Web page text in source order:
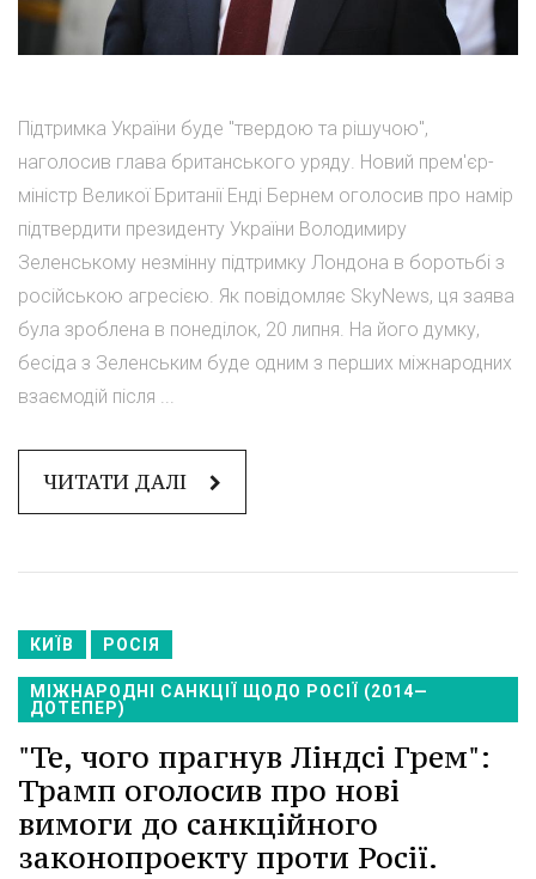
Підтримка України буде "твердою та рішучою",
наголосив глава британського уряду. Новий прем'єр-
міністр Великої Британії Енді Бернем оголосив про намір
підтвердити президенту України Володимиру
Зеленському незмінну підтримку Лондона в боротьбі з
російською агресією. Як повідомляє SkyNews, ця заява
була зроблена в понеділок, 20 липня. На його думку,
бесіда з Зеленським буде одним з перших міжнародних
взаємодій після ...
ЧИТАТИ ДАЛІ
КИЇВ РОСІЯ
МІЖНАРОДНІ САНКЦІЇ ЩОДО РОСІЇ (2014—
ДОТЕПЕР)
"Те, чого прагнув Ліндсі Грем":
Трамп оголосив про нові
вимоги до санкційного
законопроекту проти Росії.